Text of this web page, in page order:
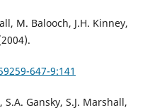
M. Balooch, J.H. Kinney,
647-9:141
S.A. Gansky, S.J. Marshall,